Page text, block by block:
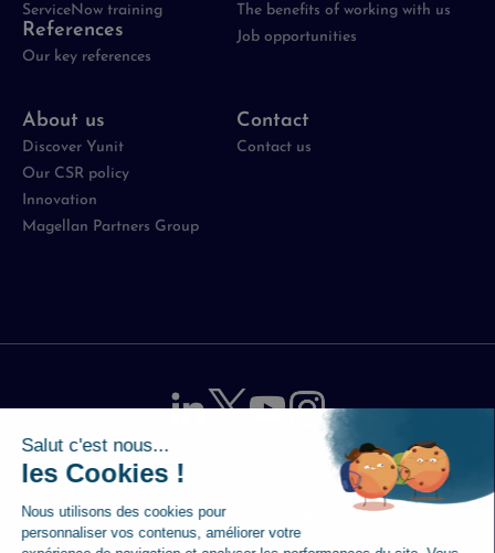
ServiceNow training
References
Our key references
The benefits of working with us
Job opportunities
About us
Discover Yunit
Our CSR policy
Innovation
Magellan Partners Group
Contact
Contact us
Mentions légales - Politique de protection des données -
Accessibilité :
partiellement conforme